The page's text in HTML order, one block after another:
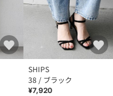
SHIPS
38 / ブラック
¥7,920